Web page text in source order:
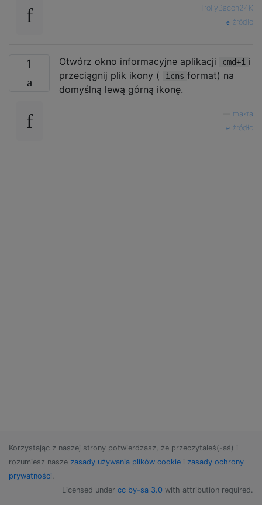
TrollyBacon24K
źródło
1 Otwórz okno informacyjne aplikacji cmd+i i
przeciągnij plik ikony (
icns format) na
domyślną lewą górną ikonę.
makra
źródło
Korzystając z naszej strony potwierdzasz, że przeczytałeś(-aś) i
rozumiesz nasze zasady używania plików cookie i zasady ochrony
prywatności.
Licensed under cc by-sa 3.0 with attribution required.